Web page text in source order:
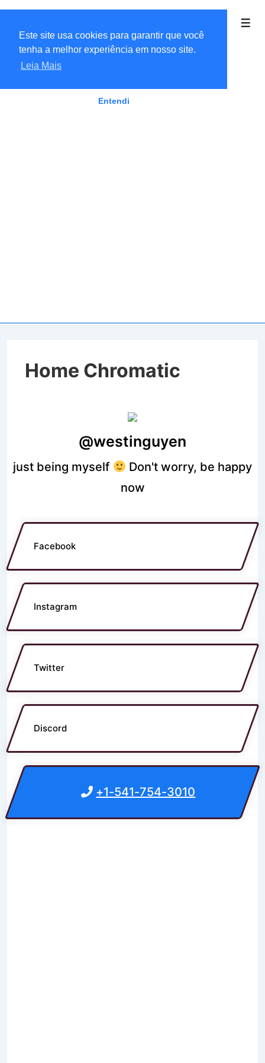
Este site usa cookies para garantir que você
tenha a melhor experiência em nosso site.
Leia Mais
Entendi
Home Chromatic
@westinguyen
just being myself
Don't worry, be happy
now
Facebook
Instagram
Twitter
Discord
+1-541-754-3010